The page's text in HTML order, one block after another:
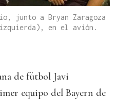
junto a Bryan Zaragoza
en el avión.
de fútbol Javi
equipo del Bayern de